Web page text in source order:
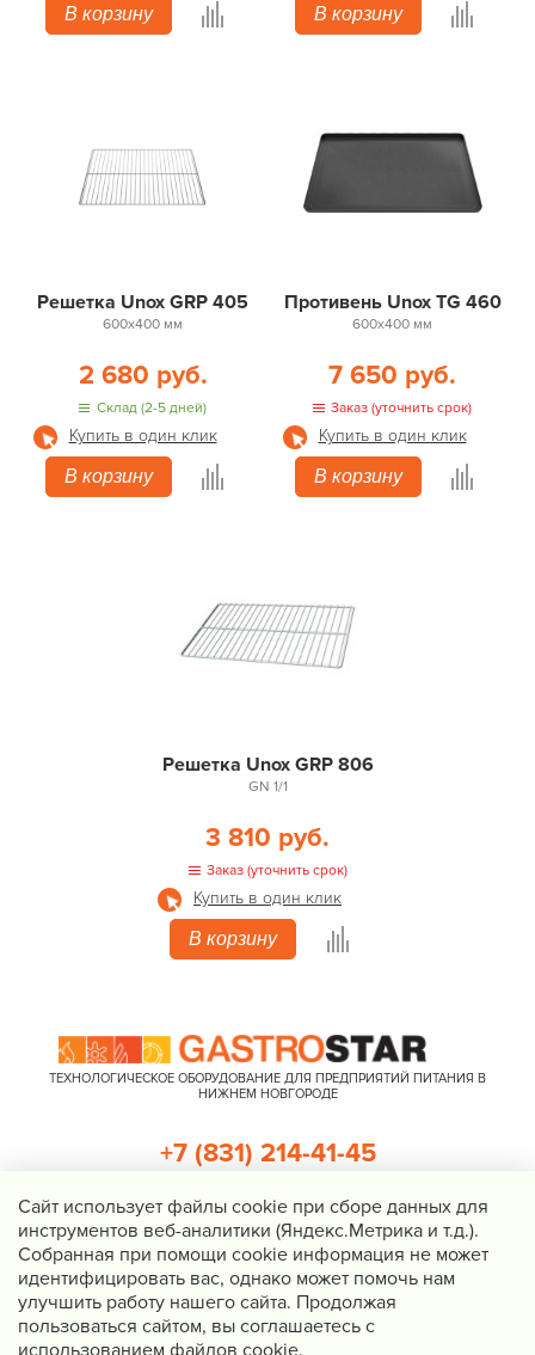
В корзину
В корзину
Решетка Unox GRР 405
600х400 мм
2 680 руб.
Склад (2-5 дней)
Купить в один клик
В корзину
Противень Unox TG 460
600х400 мм
7 650 руб.
Заказ (уточнить срок)
Купить в один клик
В корзину
Решетка Unox GRP 806
GN 1/1
3 810 руб.
Заказ (уточнить срок)
Купить в один клик
В корзину
ТЕХНОЛОГИЧЕСКОЕ ОБОРУДОВАНИЕ ДЛЯ ПРЕДПРИЯТИЙ ПИТАНИЯ В
НИЖНЕМ НОВГОРОДЕ
Нижний Новгород, Казанское шоссе, д. 4, корп. 3, пом. 1
info@gastrostar.ru
Политика конфиденциальности
+7 (831) 214-41-45
Перезвоните мне
Cайт использует файлы cookie при сборе данных для
инструментов веб-аналитики (Яндекс.Метрика и т.д.).
Собранная при помощи cookie информация не может
идентифицировать вас, однако может помочь нам
улучшить работу нашего сайта. Продолжая
пользоваться сайтом, вы соглашаетесь с
использованием файлов cookie.